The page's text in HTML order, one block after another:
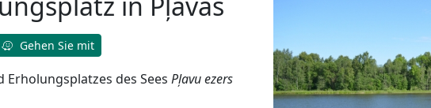
Gehen Sie mit
des Sees Pļavu ezers